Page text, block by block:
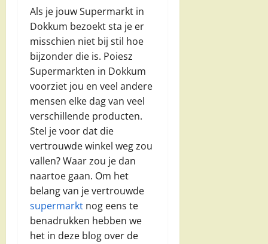
Als je jouw Supermarkt in
Dokkum bezoekt sta je er
misschien niet bij stil hoe
bijzonder die is. Poiesz
Supermarkten in Dokkum
voorziet jou en veel andere
mensen elke dag van veel
verschillende producten.
Stel je voor dat die
vertrouwde winkel weg zou
vallen? Waar zou je dan
naartoe gaan. Om het
belang van je vertrouwde
supermarkt nog eens te
benadrukken hebben we
het in deze blog over de